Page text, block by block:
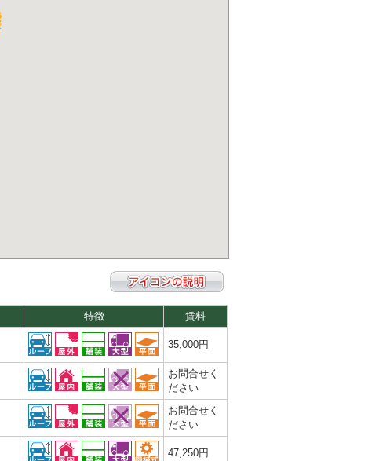
特徴 賃料
35,000円
お問合せく
ださい
お問合せく
ださい
47,250円